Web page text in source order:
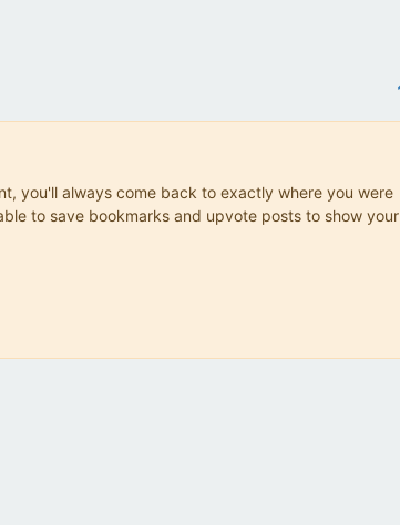
you'll always come back to exactly where you were
to save bookmarks and upvote posts to show your